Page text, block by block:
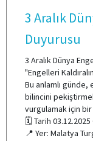
3 Aralık
Duyurusu
3 Aralık Dünya
"Engelleri
Bu anlamlı günde,
bilincini
vurgulamak için
🗓️ Tarih 03.12.2025
📍 Yer: Malatya